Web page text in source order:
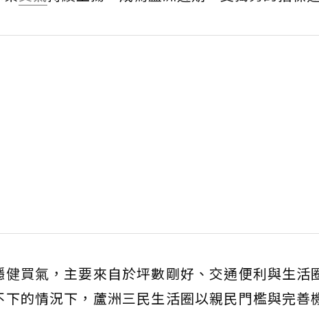
健買氣，主要來自於坪數剛好、交通便利與生活
的情況下，蘆洲三民生活圈以親民門檻與完善